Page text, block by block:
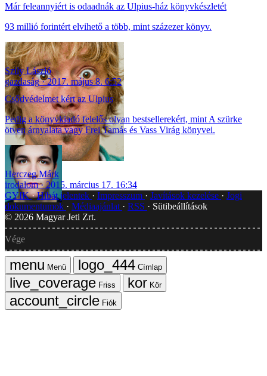
Már feleannyiért is odaadnák az Ulpius-ház könyvkészletét
93 millió forintért elvihető a több, mint százezer könyv.
Szily László
gazdaság
2017. május 8. 6:52
Csődvédelmet kért az Ulpius
Pedig a könyvkiadó felelős olyan bestsellerekért, mint A szürke
ötven árnyalata vagy Frei Tamás és Vass Virág könyvei.
Herczeg Márk
irodalom
2015. március 17. 16:34
GYIK Hibát jelentek Impresszum Javítások kezelése
Jogi
dokumentumok
Médiaajánlat RSS
Sütibeállítások
© 2026 Magyar Jeti Zrt.
Vége
Menü
Címlap
Friss
Kör
Fiók